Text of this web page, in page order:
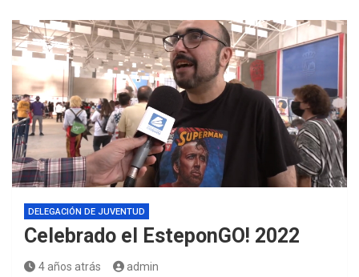
DELEGACIÓN DE JUVENTUD
Celebrado el EsteponGO! 2022
4 años atrás admin